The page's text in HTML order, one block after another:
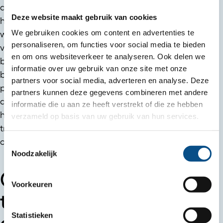
Deze website maakt gebruik van cookies
We gebruiken cookies om content en advertenties te
personaliseren, om functies voor social media te bieden
en om ons websiteverkeer te analyseren. Ook delen we
informatie over uw gebruik van onze site met onze
partners voor social media, adverteren en analyse. Deze
partners kunnen deze gegevens combineren met andere
informatie die u aan ze heeft verstrekt of die ze hebben
verzameld op basis van uw gebruik van hun services.
Toestemmingsselectie
Noodzakelijk
Voorkeuren
Statistieken
als een van de topbedrijven waar je graag bij
hoort in ons vakgebied,” legt Emanuel uit. “We
willen onze specialisten binden en boeien door
verrassende en uitdagende projecten aan te
bieden. We vragen door, staan dichtbij, zijn
betrokken bij elkaar en daardoor weten we wat
past of nodig is. Het doel is altijd om elke persoon
de middelen te bieden om het beste uit zichzelf te
halen. Daarom bieden we ontwikkeltrajecten,
traineeships en opleidingen aan welke allemaal
onder onze academy vallen.”
Ontwikkeltrajecten,
traineeships en